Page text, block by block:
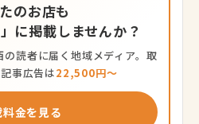
のお店も
に掲載しませんか？
読者に届く地域メディア。取
事広告は22,500円〜
金を見る